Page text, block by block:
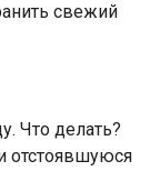
свежий
Что делать?
отстоявшуюся